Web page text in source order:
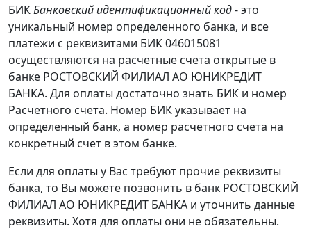
БИКБанковский идентификационный код- это
уникальный номер определенного банка, и все
платежи с реквизитами БИК 046015081
осуществляются на расчетные счета открытые в
банке РОСТОВСКИЙ ФИЛИАЛ АО ЮНИКРЕДИТ
БАНКА. Для оплаты достаточно знать БИК и номер
Расчетного счета. Номер БИК указывает на
определенный банк, а номер расчетного счета на
конкретный счет в этом банке.
Если для оплаты у Вас требуют прочие реквизиты
банка, то Вы можете позвонить в банк РОСТОВСКИЙ
ФИЛИАЛ АО ЮНИКРЕДИТ БАНКА и уточнить данные
реквизиты. Хотя для оплаты они не обязательны.